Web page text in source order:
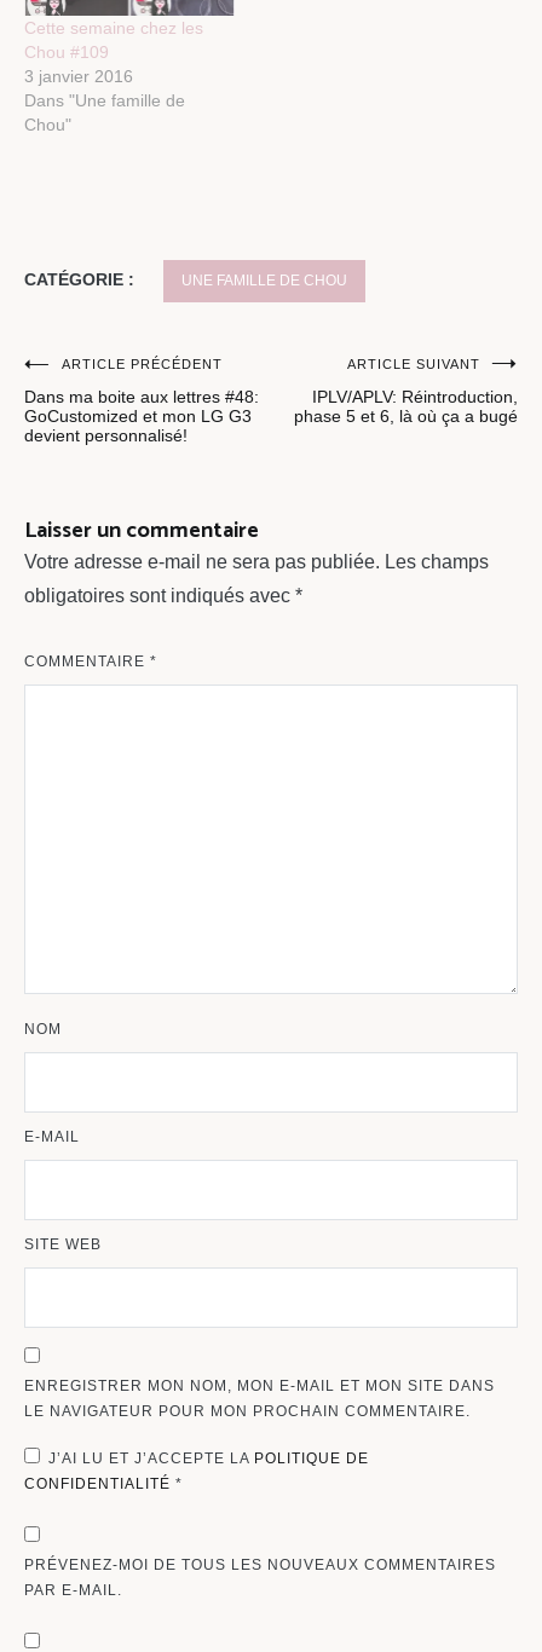
Cette semaine chez les
Chou #109
3 janvier 2016
Dans "Une famille de
Chou"
CATÉGORIE : UNE FAMILLE DE CHOU
Navigation
de
ARTICLE PRÉCÉDENT
Dans ma boite aux lettres #48:
GoCustomized et mon LG G3
devient personnalisé!
ARTICLE SUIVANT
IPLV/APLV: Réintroduction,
phase 5 et 6, là où ça a bugé
Laisser un commentaire
Votre adresse e-mail ne sera pas publiée. Les champs
obligatoires sont indiqués avec *
COMMENTAIRE *
NOM
E-MAIL
SITE WEB
ENREGISTRER MON NOM, MON E-MAIL ET MON SITE DANS
LE NAVIGATEUR POUR MON PROCHAIN COMMENTAIRE.
J’AI LU ET J’ACCEPTE LA POLITIQUE DE
CONFIDENTIALITÉ *
PRÉVENEZ-MOI DE TOUS LES NOUVEAUX COMMENTAIRES
PAR E-MAIL.